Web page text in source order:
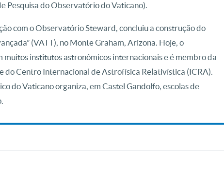
Pesquisa do Observatório do Vaticano).
com o Observatório Steward, concluiu a construção do
(VATT), no Monte Graham, Arizona. Hoje, o
institutos astronômicos internacionais e é membro da
do Centro Internacional de Astrofísica Relativística (ICRA).
do Vaticano organiza, em Castel Gandolfo, escolas de